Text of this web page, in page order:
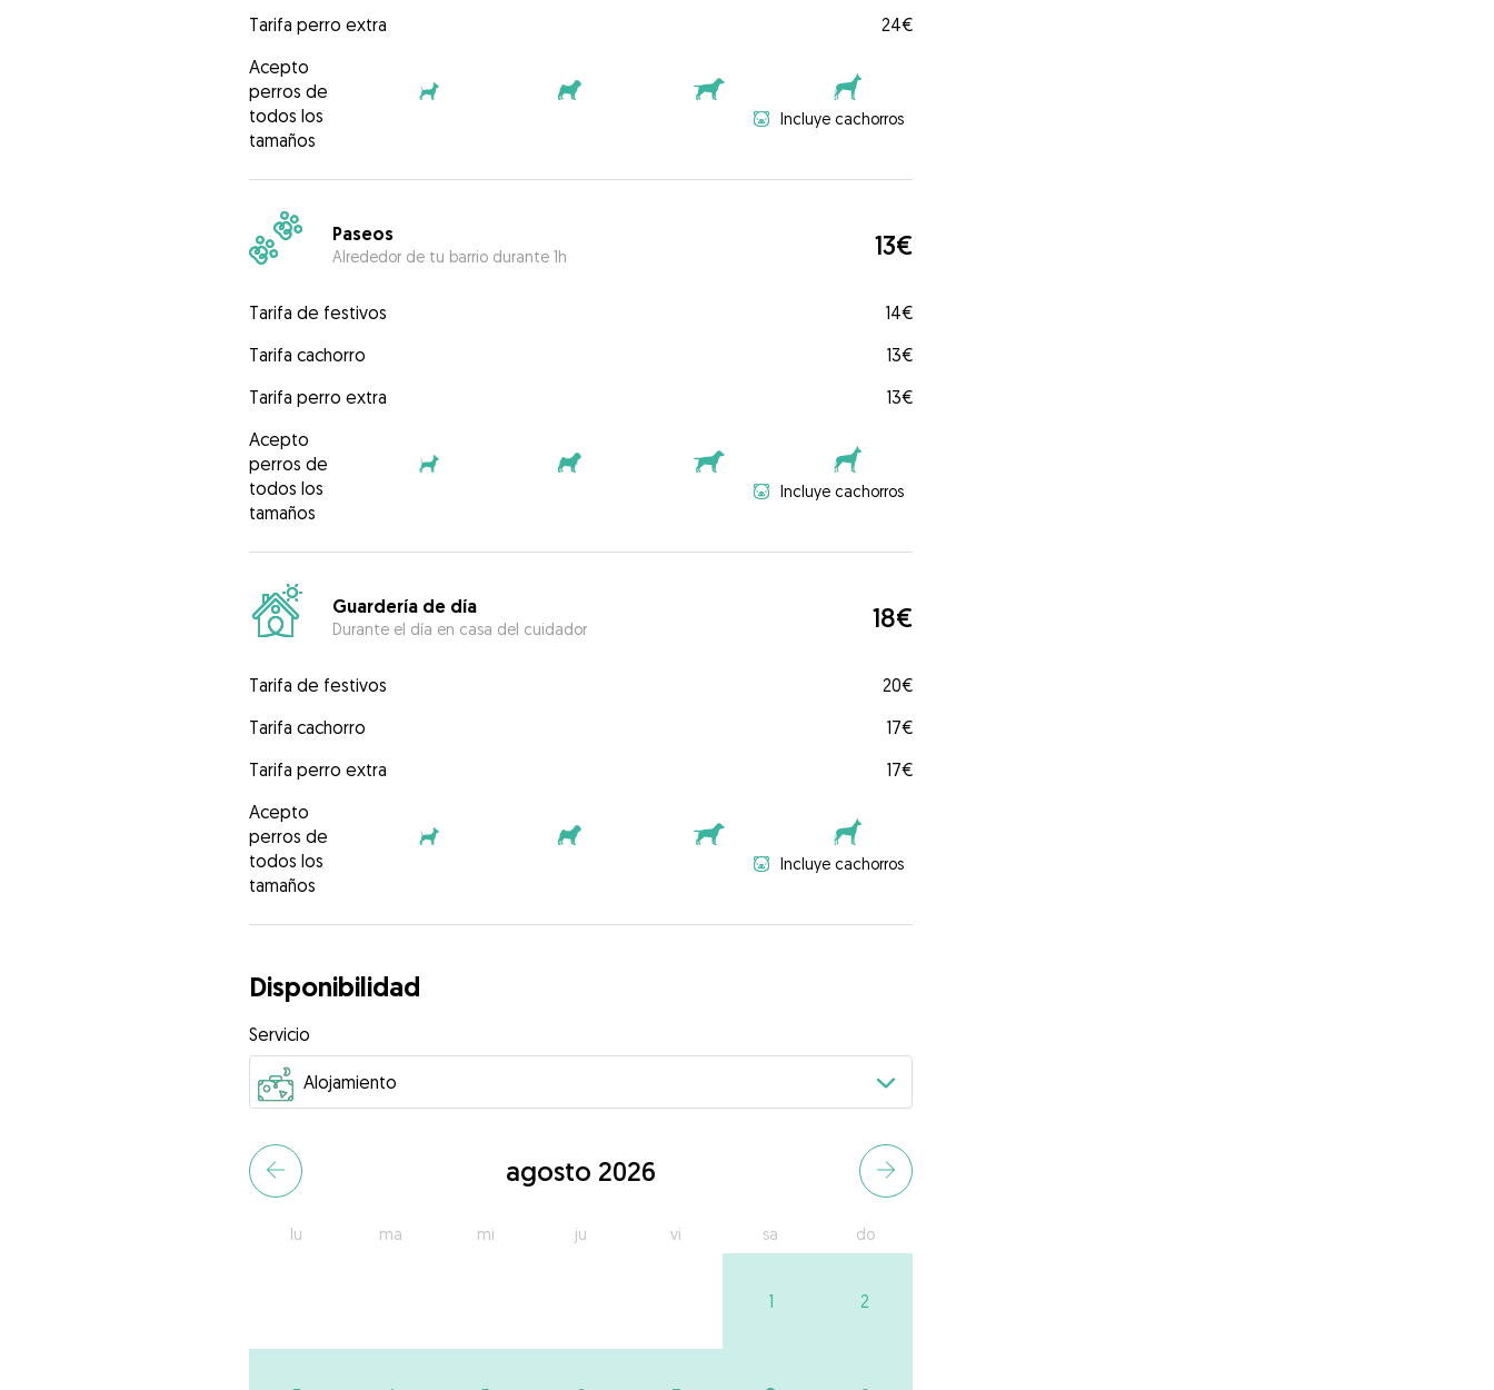
Tarifa perro extra
24€
Acepto
perros de
todos los
tamaños
Incluye cachorros
Paseos
Alrededor de tu barrio durante 1h 13€
Tarifa de festivos
14€
Tarifa cachorro
13€
Tarifa perro extra
13€
Acepto
perros de
todos los
tamaños
Incluye cachorros
Guardería de día
Durante el día en casa del cuidador 18€
Tarifa de festivos
20€
Tarifa cachorro
17€
Tarifa perro extra
17€
Acepto
perros de
todos los
tamaños
Incluye cachorros
Disponibilidad
Servicio
agosto 2026
lu ma mi ju vi sa do
1 2